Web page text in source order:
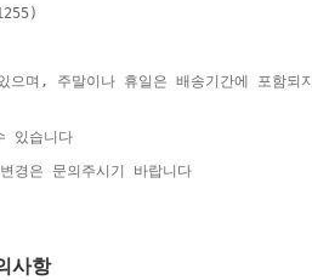
며, 주말이나 휴일은 배송기간에 포함되
있습니다
경은 문의주시기 바랍니다
사항